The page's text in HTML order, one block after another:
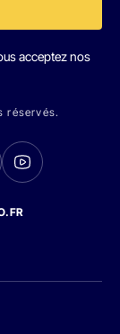
acceptez nos
réservés.